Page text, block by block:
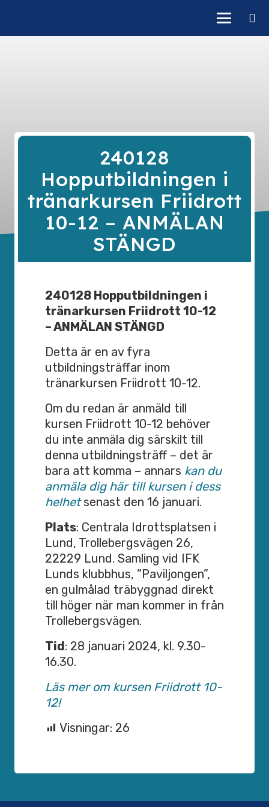
240128
Hopputbildningen i
tränarkursen Friidrott
10-12 – ANMÄLAN
STÄNGD
240128 Hopputbildningen i
tränarkursen Friidrott 10-12
– ANMÄLAN STÄNGD
Detta är en av fyra
utbildningsträffar inom
tränarkursen Friidrott 10-12.
Om du redan är anmäld till
kursen Friidrott 10-12 behöver
du inte anmäla dig särskilt till
denna utbildningsträff – det är
bara att komma – annars kan du
anmäla dig här till kursen i dess
helhet senast den 16 januari.
Plats: Centrala Idrottsplatsen i
Lund, Trollebergsvägen 26,
22229 Lund. Samling vid IFK
Lunds klubbhus, ”Paviljongen”,
en gulmålad träbyggnad direkt
till höger när man kommer in från
Trollebergsvägen.
Tid: 28 januari 2024, kl. 9.30-
16.30.
Läs mer om kursen Friidrott 10-
12!
Visningar: 26